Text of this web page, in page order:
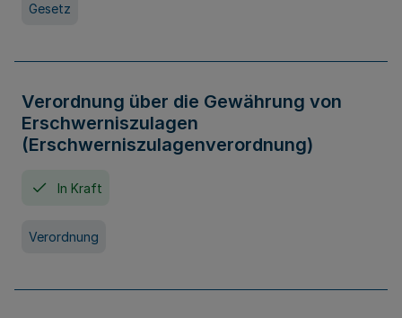
Gesetz
Verordnung über die Gewährung von
Erschwerniszulagen
(Erschwerniszulagenverordnung)
In Kraft
Verordnung